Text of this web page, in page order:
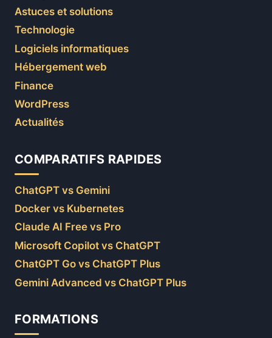
Astuces et solutions
Technologie
Logiciels informatiques
Hébergement web
Finance
WordPress
Actualités
COMPARATIFS RAPIDES
ChatGPT vs Gemini
Docker vs Kubernetes
Claude AI Free vs Pro
Microsoft Copilot vs ChatGPT
ChatGPT Go vs ChatGPT Plus
Gemini Advanced vs ChatGPT Plus
FORMATIONS